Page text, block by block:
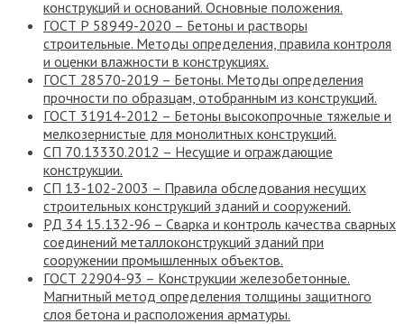
конструкций и оснований. Основные положения.
ГОСТ Р 58949-2020 – Бетоны и растворы
строительные. Методы определения, правила контроля
и оценки влажности в конструкциях.
ГОСТ 28570-2019 – Бетоны. Методы определения
прочности по образцам, отобранным из конструкций.
ГОСТ 31914-2012 – Бетоны высокопрочные тяжелые и
мелкозернистые для монолитных конструкций.
СП 70.13330.2012 – Несущие и ограждающие
конструкции.
СП 13-102-2003 – Правила обследования несущих
строительных конструкций зданий и сооружений.
РД 34 15.132-96 – Сварка и контроль качества сварных
соединений металлоконструкций зданий при
сооружении промышленных объектов.
ГОСТ 22904-93 – Конструкции железобетонные.
Магнитный метод определения толщины защитного
слоя бетона и расположения арматуры.